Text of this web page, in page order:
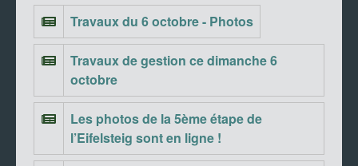
Travaux du 6 octobre - Photos
Travaux de gestion ce dimanche 6
octobre
Les photos de la 5ème étape de
l’Eifelsteig sont en ligne !